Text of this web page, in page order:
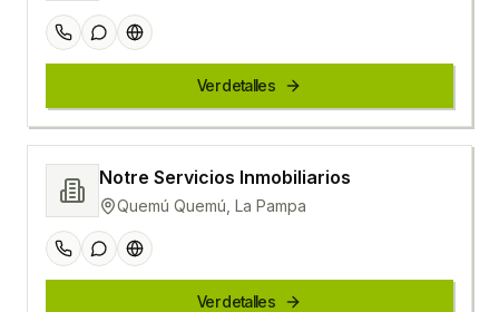
Ver detalles
Notre Servicios Inmobiliarios
Quemú Quemú, La Pampa
Ver detalles